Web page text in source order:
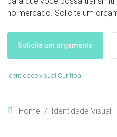
no mercado. Solicite um
Solicite um orçamento
Identidade visual Curitiba
Home Identidade Visual